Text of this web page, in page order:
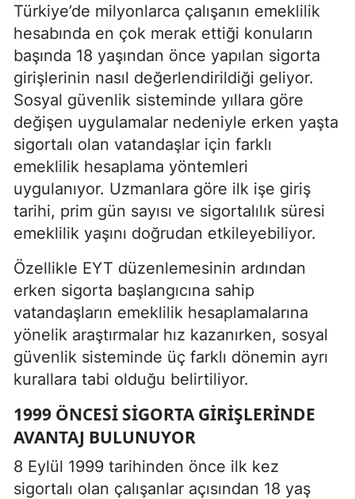
Türkiye’de milyonlarca çalışanın emeklilik
hesabında en çok merak ettiği konuların
başında 18 yaşından önce yapılan sigorta
girişlerinin nasıl değerlendirildiği geliyor.
Sosyal güvenlik sisteminde yıllara göre
değişen uygulamalar nedeniyle erken yaşta
sigortalı olan vatandaşlar için farklı
emeklilik hesaplama yöntemleri
uygulanıyor. Uzmanlara göre ilk işe giriş
tarihi, prim gün sayısı ve sigortalılık süresi
emeklilik yaşını doğrudan etkileyebiliyor.
Özellikle EYT düzenlemesinin ardından
erken sigorta başlangıcına sahip
vatandaşların emeklilik hesaplamalarına
yönelik araştırmalar hız kazanırken, sosyal
güvenlik sisteminde üç farklı dönemin ayrı
kurallara tabi olduğu belirtiliyor.
1999 ÖNCESI SIGORTA GIRIŞLERINDE
AVANTAJ BULUNUYOR
8 Eylül 1999 tarihinden önce ilk kez
sigortalı olan çalışanlar açısından 18 yaş